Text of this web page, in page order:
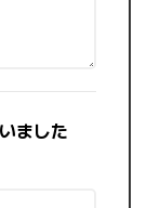
ました